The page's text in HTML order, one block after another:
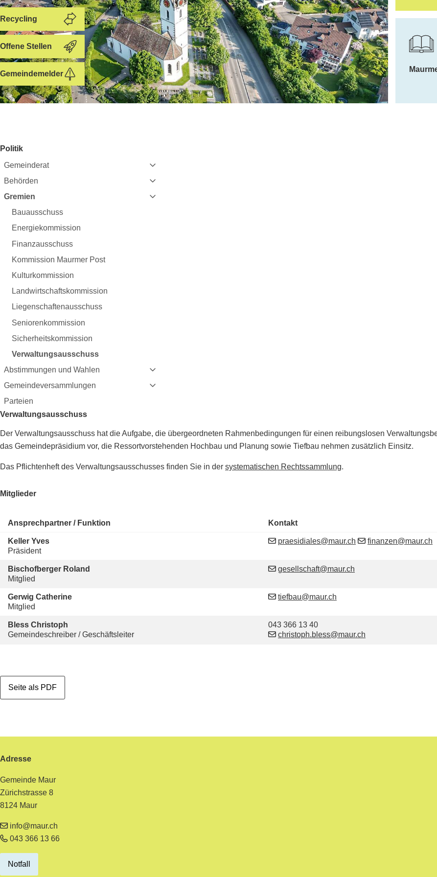
Recycling
Offene Stellen
Gemeindemelder
Subnavigation:
Politik
Gemeinderat
Behörden
Gremien
Bauausschuss
Energiekommission
Finanzausschuss
Kommission Maurmer Post
Kulturkommission
Landwirtschaftskommission
Liegenschaftenausschuss
Seniorenkommission
Sicherheitskommission
Verwaltungsausschuss
Abstimmungen und Wahlen
Gemeindeversammlungen
Parteien
Verwaltungsausschuss
Der Verwaltungsausschuss hat die Aufgabe, die übergeordneten Rahmenbedingungen für einen reibungslosen
das Gemeindepräsidium vor, die Ressortvorstehenden Hochbau und Planung sowie Tiefbau nehmen zusätzlich Einsitz.
Das Pflichtenheft des Verwaltungsausschusses finden Sie in der systematischen Rechtssammlung.
Mitglieder
Ansprechpartner / Funktion Kontakt
Keller YvesFunktion
Präsident
praesidiales@maur.ch finanzen@maur.ch
Bischofberger Roland
Mitglied
gesellschaft@maur.ch
Gerwig CatherineFunktion
Mitglied
tiefbau@maur.ch
Bless Christoph
Gemeindeschreiber / Geschäftsleiter
Tel.
043 366 13 40
christoph.bless@maur.ch
Seite als PDF
Adresse
Gemeinde Maur
Zürichstrasse 8
8124 Maur
info@maur.ch
043 366 13 66
Notfall